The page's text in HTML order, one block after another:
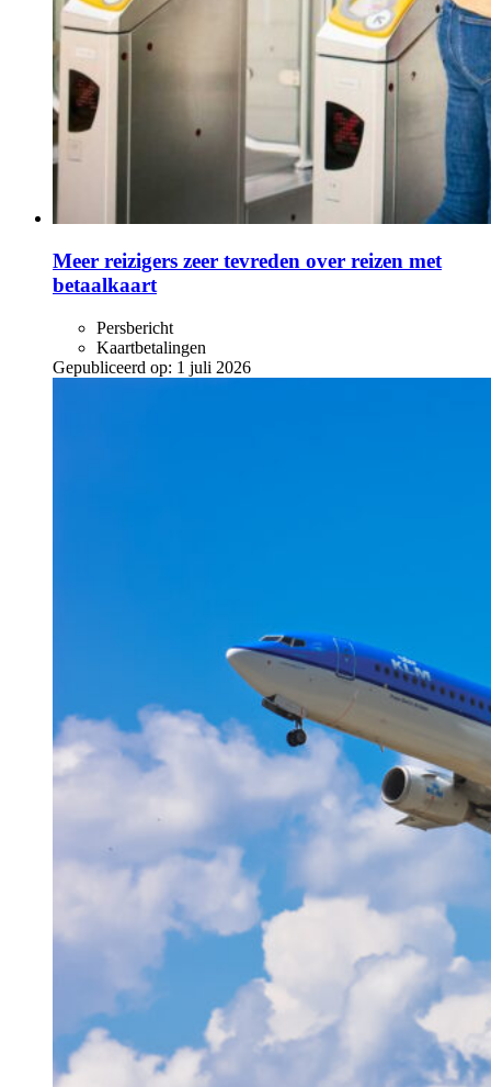
Meer reizigers zeer tevreden over reizen met
betaalkaart
Persbericht
Kaartbetalingen
Gepubliceerd op: 1 juli 2026